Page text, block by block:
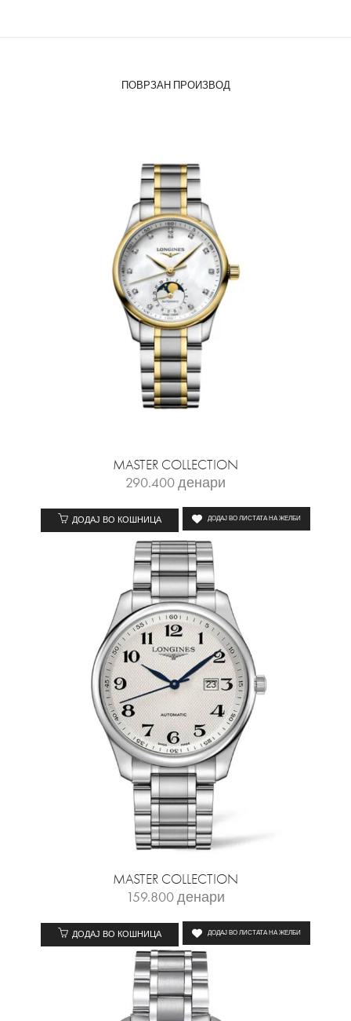
ПОВРЗАН ПРОИЗВОД
MASTER COLLECTION
290.400денари
ДОДАЈ ВО КОШНИЦА ДОДАЈ ВО ЛИСТАТА НА ЖЕЛБИ
MASTER COLLECTION
159.800денари
ДОДАЈ ВО КОШНИЦА ДОДАЈ ВО ЛИСТАТА НА ЖЕЛБИ